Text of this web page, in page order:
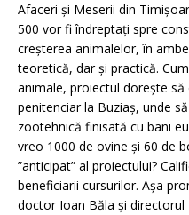
Afaceri și Meserii din
500 vor fi îndreptați spre
creșterea animalelor, în
teoretică, dar și practică.
animale, proiectul dorește
penitenciar la Buziaș, unde
zootehnică finisată cu bani
vreo 1000 de ovine și 60 de
”anticipat” al proiectului?
beneficiarii cursurilor. Așa
doctor Ioan Băla și directorul